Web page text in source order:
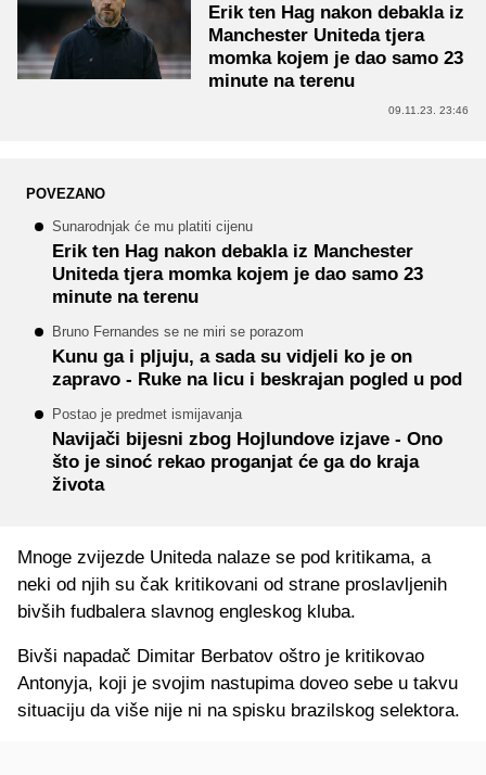
Erik ten Hag nakon debakla iz
Manchester Uniteda tjera
momka kojem je dao samo 23
minute na terenu
09.11.23. 23:46
POVEZANO
Sunarodnjak će mu platiti cijenu
Erik ten Hag nakon debakla iz Manchester
Uniteda tjera momka kojem je dao samo 23
minute na terenu
Bruno Fernandes se ne miri se porazom
Kunu ga i pljuju, a sada su vidjeli ko je on
zapravo - Ruke na licu i beskrajan pogled u pod
Postao je predmet ismijavanja
Navijači bijesni zbog Hojlundove izjave - Ono
što je sinoć rekao proganjat će ga do kraja
života
Mnoge zvijezde Uniteda nalaze se pod kritikama, a
neki od njih su čak kritikovani od strane proslavljenih
bivših fudbalera slavnog engleskog kluba.
Bivši napadač Dimitar Berbatov oštro je kritikovao
Antonyja, koji je svojim nastupima doveo sebe u takvu
situaciju da više nije ni na spisku brazilskog selektora.